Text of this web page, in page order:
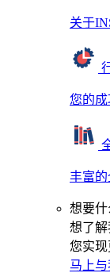
关于
您的成
丰富
想要什
想了
您实现
马上与